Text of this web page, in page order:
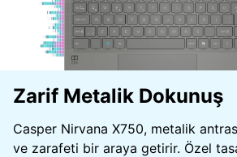
Zarif Metalik Dokunuş
Casper Nirvana X750, metalik
ve zarafeti bir araya getirir. Özel